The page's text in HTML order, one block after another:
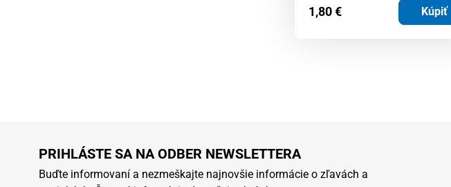
1,80€ Kúpiť
PRIHLÁSTE SA NA ODBER NEWSLETTERA
Buďte informovaní a nezmeškajte najnovšie informácie o zľavách a